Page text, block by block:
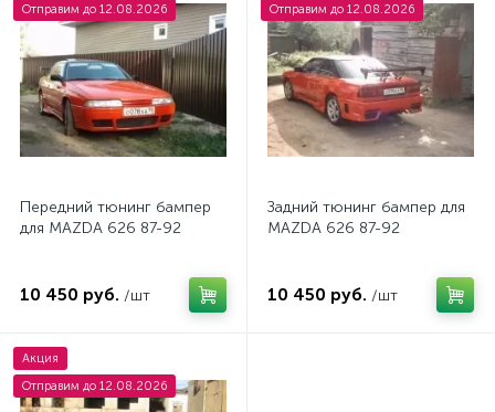
Отправим до 12.08.2026
Передний тюнинг бампер
для MAZDA 626 87-92
10 450 руб. /шт
Отправим до 12.08.2026
Задний тюнинг бампер для
MAZDA 626 87-92
10 450 руб. /шт
Акция
Отправим до 12.08.2026